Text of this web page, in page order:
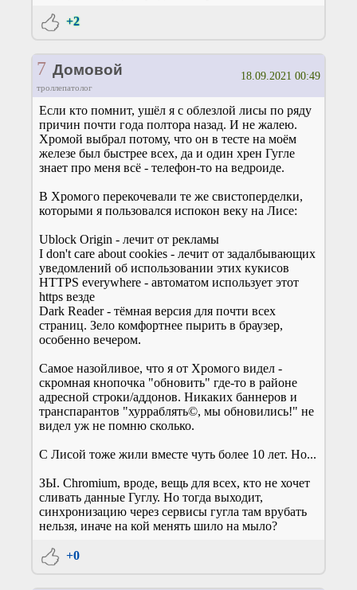
+2
7 Домовой
троллепатолог
18.09.2021 00:49
Если кто помнит, ушёл я с облезлой лисы по ряду
причин почти года полтора назад. И не жалею.
Хромой выбрал потому, что он в тесте на моём
железе был быстрее всех, да и один хрен Гугле
знает про меня всё - телефон-то на ведроиде.
В Хромого перекочевали те же свистоперделки,
которыми я пользовался испокон веку на Лисе:
Ublock Origin - лечит от рекламы
I don't care about cookies - лечит от задалбывающих
уведомлений об использовании этих кукисов
HTTPS everywhere - автоматом использует этот
https везде
Dark Reader - тёмная версия для почти всех
страниц. Зело комфортнее пырить в браузер,
особенно вечером.
Самое назойливое, что я от Хромого видел -
скромная кнопочка "обновить" где-то в районе
адресной строки/аддонов. Никаких баннеров и
транспарантов "хурраблять©, мы обновились!" не
видел уж не помню сколько.
С Лисой тоже жили вместе чуть более 10 лет. Но...
ЗЫ. Chromium, вроде, вещь для всех, кто не хочет
сливать данные Гуглу. Но тогда выходит,
синхронизацию через сервисы гугла там врубать
нельзя, иначе на кой менять шило на мыло?
+0